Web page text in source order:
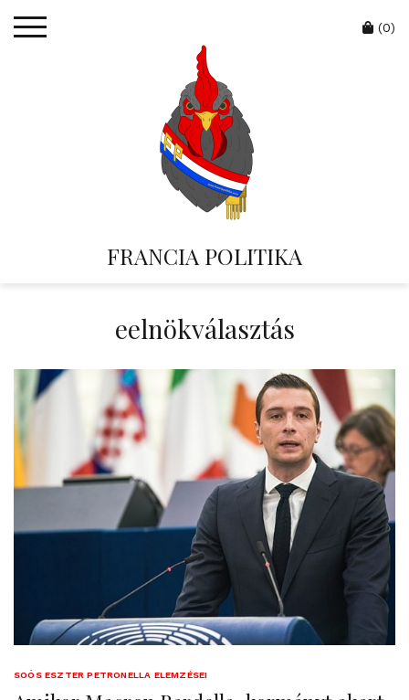
FRANCIA POLITIKA
Cart
(0)
eelnökválasztás
SOÓS ESZTER PETRONELLA ELEMZÉSEI